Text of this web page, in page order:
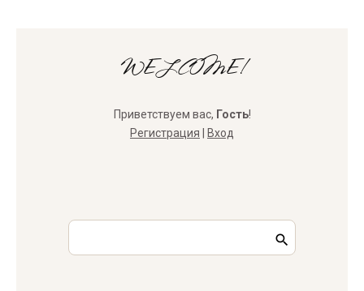
WELCOME!
Приветствуем вас, Гость!
Регистрация
Вход